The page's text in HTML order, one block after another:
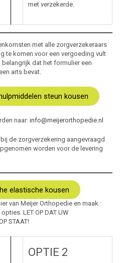
met verzekerde.
met alle zorgverzekeraars
te komen voor een vergoeding vult
belangrijk dat het formulier een
arts bevat.
steun kousen
naar: info@meijerorthopedie.nl
de zorgverzekering aangevraagd
worden voor de levering
elastische kousen
van Meijer Orthopedie en maak
LET OP DAT UW
STAAT!
OPTIE 2